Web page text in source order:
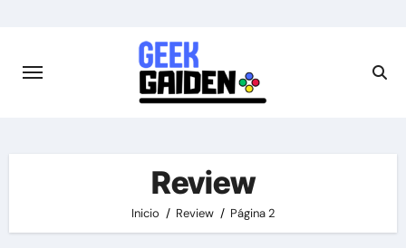
contenido
Review
Inicio Review Página 2